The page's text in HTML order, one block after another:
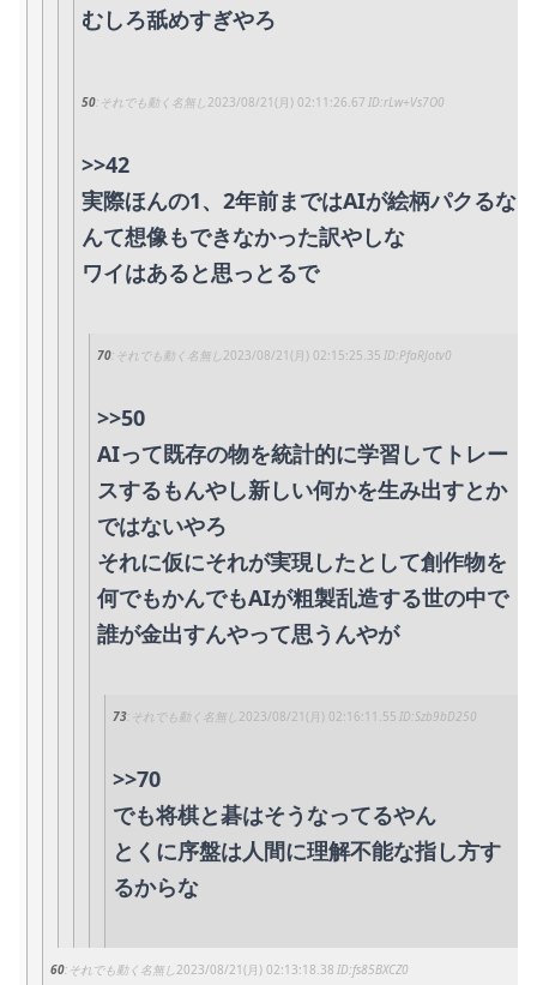
むしろ舐めすぎやろ
50 それでも動く名無し2023/08/21(月) 02:11:26.67 rLw+Vs7O0
>>42
実際ほんの1、2年前まではAIが絵柄パクるな
んて想像もできなかった訳やしな
ワイはあると思っとるで
70 それでも動く名無し 2023/08/21(月) 02:15:25.35 PfaRJotv0
>>50
AIって既存の物を統計的に学習してトレー
スするもんやし新しい何かを生み出すとか
ではないやろ
それに仮にそれが実現したとして創作物を
何でもかんでもAIが粗製乱造する世の中で
誰が金出すんやって思うんやが
73 それでも動く名無し 2023/08/21(月) 02:16:11.55 Szb9bD250
>>70
でも将棋と碁はそうなってるやん
とくに序盤は人間に理解不能な指し方す
るからな
60 それでも動く名無し2023/08/21(月) 02:13:18.38 fs85BXCZ0